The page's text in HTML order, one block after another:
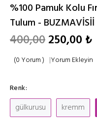
%100 Pamuk Kolu
Tulum - BUZMAVİSİİ
400,00250,00 ₺
(0 Yorum ) |Yorum Ekleyin
Renk:
gülkurusu kremm